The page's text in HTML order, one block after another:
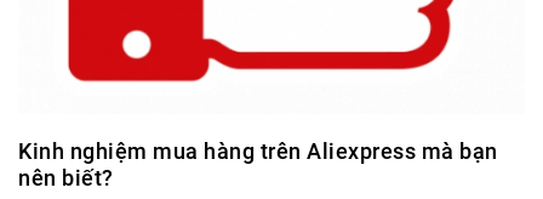
Kinh nghiệm mua hàng trên Aliexpress mà bạn
nên biết?